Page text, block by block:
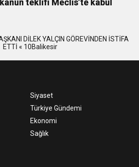
teklifi Meclis’te kabul
Siyaset
Türkiye Gündemi
Ekonomi
Sağlık